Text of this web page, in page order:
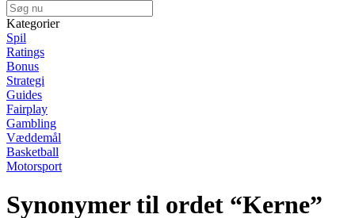
Kategorier
Spil
Ratings
Bonus
Strategi
Guides
Fairplay
Gambling
Væddemål
Basketball
Motorsport
Synonymer til ordet “Kerne”